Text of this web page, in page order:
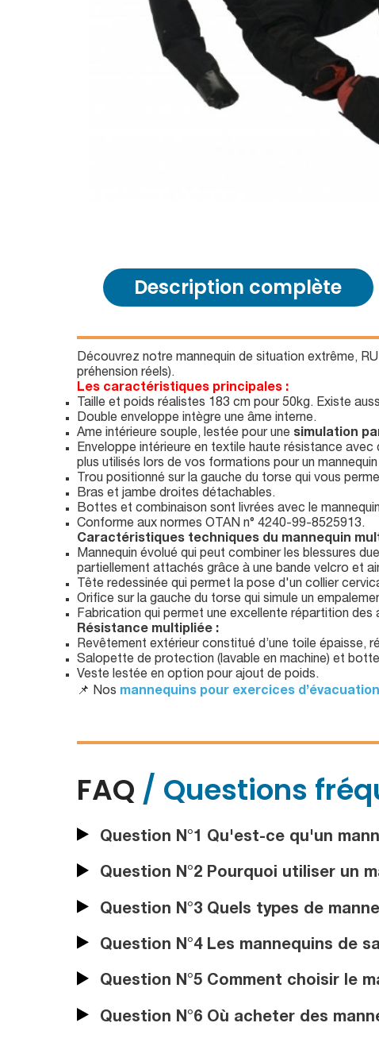
Description complète
Découvrez notre mannequin de situation extrême,
préhension réels).
Les caractéristiques principales :
Taille et poids réalistes 183 cm pour 50kg. Existe
Double enveloppe intègre une âme interne.
Ame intérieure souple, lestée pour une simulation
Enveloppe intérieure en textile haute résistance
plus utilisés lors de vos formations pour un
Trou positionné sur la gauche du torse qui vous
Bras et jambe droites détachables.
Bottes et combinaison sont livrées avec le
Conforme aux normes OTAN n° 4240-99-8525913.
Caractéristiques techniques du mannequin
Mannequin évolué qui peut combiner les blessures
partiellement attachés grâce à une bande velcro et
Tête redessinée qui permet la pose d'un collier
Orifice sur la gauche du torse qui simule un
Fabrication qui permet une excellente répartition
Résistance multipliée :
Revêtement extérieur constitué d’une toile épaisse,
Salopette de protection (lavable en machine) et
Veste lestée en option pour ajout de poids.
📌 Nos mannequins pour exercices d’évacuation
FAQ / Questions
Question N°1 Qu'est-ce qu'un
Question N°2 Pourquoi utiliser un
Question N°3 Quels types de
Question N°4 Les mannequins de
Question N°5 Comment choisir le
Question N°6 Où acheter des